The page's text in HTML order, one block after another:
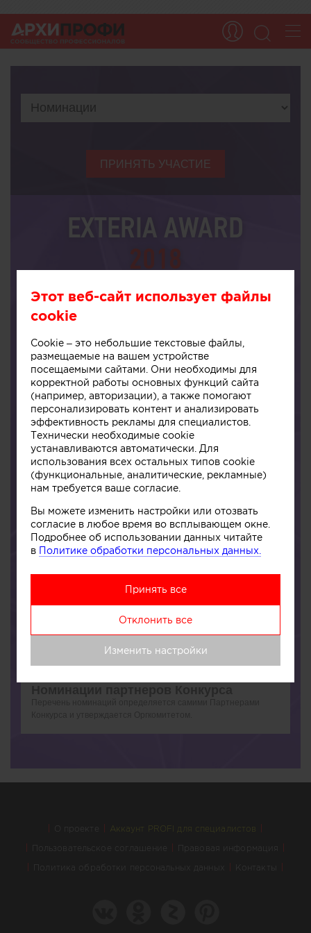
ПРИНЯТЬ УЧАСТИЕ
EXTERIA AWARD
НОМИНАЦИИ КОНКУРСА
Разделы профессиональных
номинаций
- Новаторство
Каждый из разделов включает в себя теги-номинации (по
функциональному предназначению объекта):
Коттедж
Таунхаус
Усадьба
Вилла
Гостевой дом
Дом-эллинг
Особняк
Пляжное бунгало
Павильон
Дом-баня
Перечень является открытым, носит рекомендательный
Участник Конкурса самостоятельно определяет и
включенный в указанный перечень. В этом случае Оргкомитет
принимает решение о включении / отказе включения тега в
О проекте Аккаунт PROFI для специалистов
Пользовательское соглашение Правовая информация
Политика обработки персональных данных Контакты
Этот веб-сайт использует файлы
cookie
Cookie – это небольшие текстовые файлы,
размещаемые на вашем устройстве
посещаемыми сайтами. Они необходимы для
корректной работы основных функций сайта
(например, авторизации), а также помогают
персонализировать контент и анализировать
эффективность рекламы для специалистов.
Технически необходимые cookie
устанавливаются автоматически. Для
использования всех остальных типов cookie
(функциональные, аналитические, рекламные)
нам требуется ваше согласие.
Вы можете изменить настройки или отозвать
согласие в любое время во всплывающем окне.
Подробнее об использовании данных читайте
в Политике обработки персональных данных.
Принять все
Отклонить все
Изменить настройки